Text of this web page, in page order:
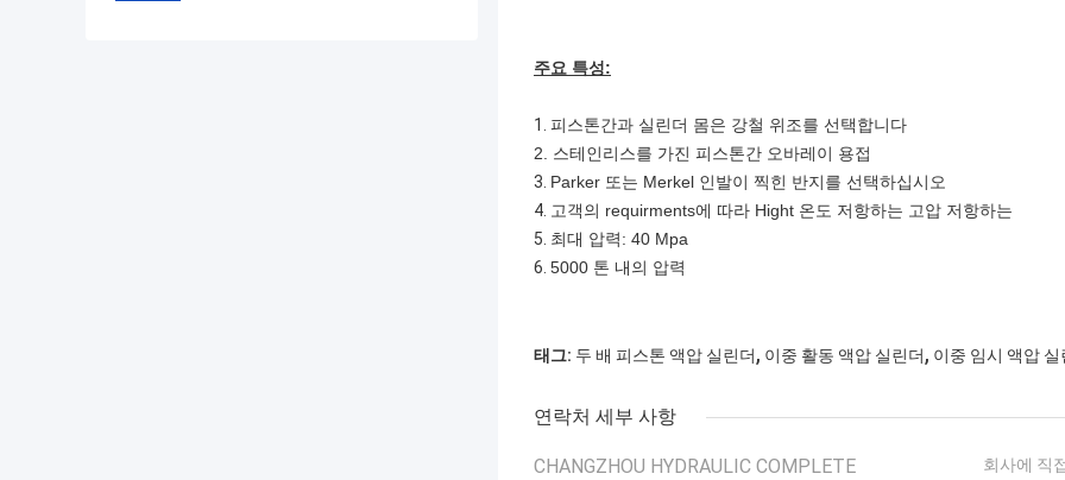
주요 특성:
1. 피스톤간과 실린더 몸은 강철 위조를 선택합니다
2. 스테인리스를 가진 피스톤간 오바레이 용접
3. Parker 또는 Merkel 인발이 찍힌 반지를 선택하십시오
4. 고객의 requirments에 따라 Hight 온도 저항하는 고압 저항하는
5. 최대 압력: 40 Mpa
6. 5000 톤 내의 압력
태그: 두 배 피스톤 액압 실린더, 이중 활동 액압 실린더, 이중 임시 액압 실
연락처 세부 사항
CHANGZHOU HYDRAULIC COMPLETE
회사에 직